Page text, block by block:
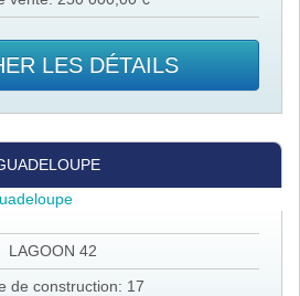
LES DÉTAILS
LAGOON 42
de construction: 17